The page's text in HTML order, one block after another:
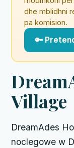
dhe mblidhni
pa komision.
🔑
Village
DreamAdes
noclegowe w